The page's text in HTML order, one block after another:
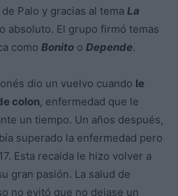
Palo y gracias al tema La
absoluto. El grupo firmó temas
como Bonito o Depende.
dio un vuelvo cuando le
colon, enfermedad que le
un tiempo. Un años después,
superado la enfermedad pero
Esta recaída le hizo volver a
gran pasión. La salud de
no evitó que no dejase un